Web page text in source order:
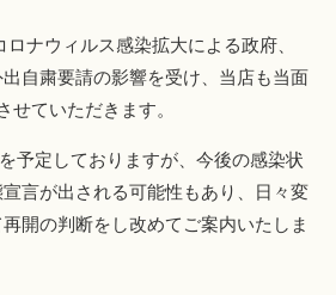
ナウィルス感染拡大による政府、
自粛要請の影響を受け、当店も当面
せていただきます。
予定しておりますが、今後の感染状
言が出される可能性もあり、日々変
開の判断をし改めてご案内いたしま